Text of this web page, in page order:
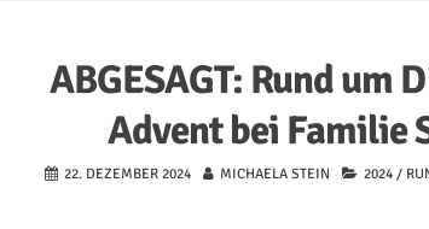
ABGESAGT: Rund um
Advent bei Familie
22. DEZEMBER 2024 MICHAELA STEIN 2024/